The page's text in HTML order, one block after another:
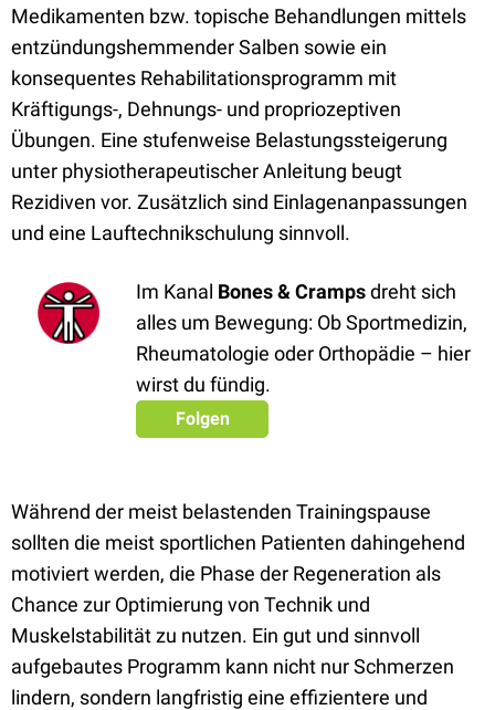
Medikamenten bzw. topische Behandlungen mittels
entzündungshemmender Salben sowie ein
konsequentes Rehabilitationsprogramm mit
Kräftigungs-, Dehnungs- und propriozeptiven
Übungen. Eine stufenweise Belastungssteigerung
unter physiotherapeutischer Anleitung beugt
Rezidiven vor. Zusätzlich sind Einlagenanpassungen
und eine Lauftechnikschulung sinnvoll.
Im Kanal Bones & Crampsdreht sich
alles um Bewegung: Ob Sportmedizin,
Rheumatologie oder Orthopädie – hier
wirst du fündig.
Folgen
Während der meist belastenden Trainingspause
sollten die meist sportlichen Patienten dahingehend
motiviert werden, die Phase der Regeneration als
Chance zur Optimierung von Technik und
Muskelstabilität zu nutzen. Ein gut und sinnvoll
aufgebautes Programm kann nicht nur Schmerzen
lindern, sondern langfristig eine effizientere und